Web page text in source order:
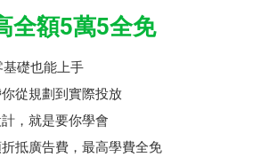
全額5萬5全免
礎也能上手
從規劃到實際投放
，就是要你學會
抵廣告費，最高學費全免